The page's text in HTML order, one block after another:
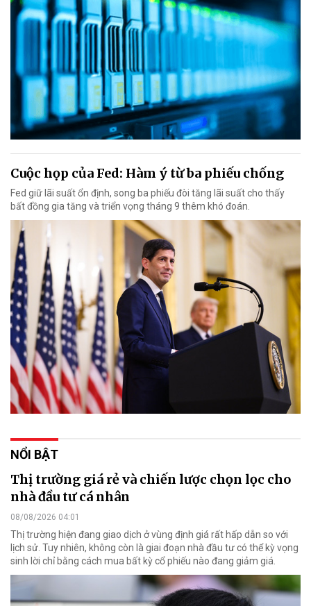
Cuộc họp của Fed: Hàm ý từ ba phiếu chống
Fed giữ lãi suất ổn định, song ba phiếu đòi tăng lãi suất cho thấy
bất đồng gia tăng và triển vọng tháng 9 thêm khó đoán.
NỔI BẬT
Thị trường giá rẻ và chiến lược chọn lọc cho
nhà đầu tư cá nhân
08/08/2026 04:01
Thị trường hiện đang giao dịch ở vùng định giá rất hấp dẫn so với
lịch sử. Tuy nhiên, không còn là giai đoạn nhà đầu tư có thể kỳ vọng
sinh lời chỉ bằng cách mua bất kỳ cổ phiếu nào đang giảm giá.